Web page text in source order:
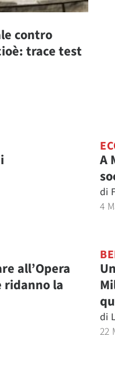
contro
trace test
A
di
4
all’Opera
ridanno la
di
22